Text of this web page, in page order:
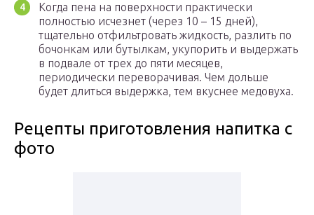
Когда пена на поверхности практически
полностью исчезнет (через 10 – 15 дней),
тщательно отфильтровать жидкость, разлить по
бочонкам или бутылкам, укупорить и выдержать
в подвале от трех до пяти месяцев,
периодически переворачивая. Чем дольше
будет длиться выдержка, тем вкуснее медовуха.
Рецепты приготовления напитка с
фото